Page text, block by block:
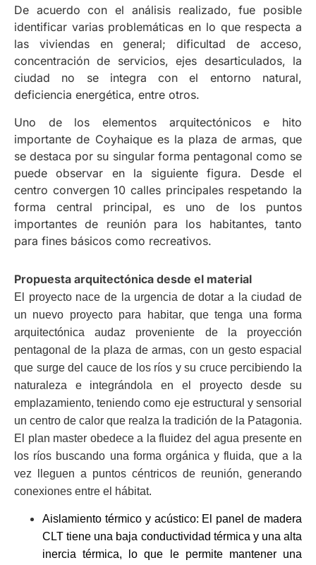
De acuerdo con el análisis realizado, fue posible
identificar varias problemáticas en lo que respecta a
las viviendas en general; dificultad de acceso,
concentración de servicios, ejes desarticulados, la
ciudad no se integra con el entorno natural,
deficiencia energética, entre otros.
Uno de los elementos arquitectónicos e hito
importante de Coyhaique es la plaza de armas, que
se destaca por su singular forma pentagonal como se
puede observar en la siguiente figura. Desde el
centro convergen 10 calles principales respetando la
forma central principal, es uno de los puntos
importantes de reunión para los habitantes, tanto
para fines básicos como recreativos.
Propuesta arquitectónica desde el material
El proyecto nace de la urgencia de dotar a la ciudad de
un nuevo proyecto para habitar, que tenga una forma
arquitectónica audaz proveniente de la proyección
pentagonal de la plaza de armas, con un gesto espacial
que surge del cauce de los ríos y su cruce percibiendo la
naturaleza e integrándola en el proyecto desde su
emplazamiento, teniendo como eje estructural y sensorial
un centro de calor que realza la tradición de la Patagonia.
El plan master obedece a la fluidez del agua presente en
los ríos buscando una forma orgánica y fluida, que a la
vez lleguen a puntos céntricos de reunión, generando
conexiones entre el hábitat.
Aislamiento térmico y acústico: El panel de madera
CLT tiene una baja conductividad térmica y una alta
inercia térmica, lo que le permite mantener una